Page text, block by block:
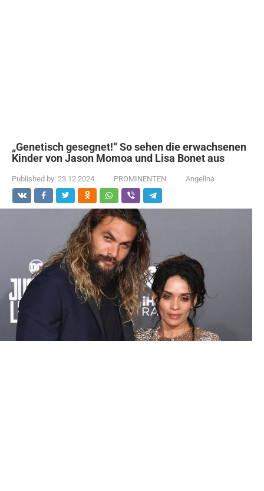
„Genetisch gesegnet!“ So sehen die erwachsenen
Kinder von Jason Momoa und Lisa Bonet aus
Published by: 23.12.2024 PROMINENTEN Angelina